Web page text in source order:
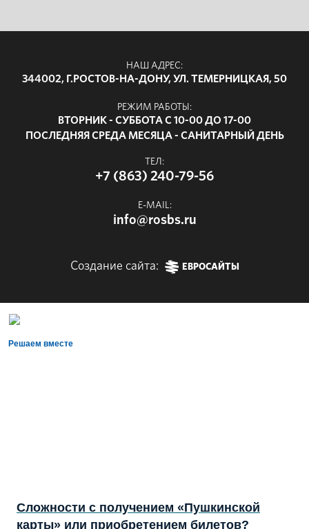
НАШ АДРЕС:
344002, Г.РОСТОВ-НА-ДОНУ, УЛ. ТЕМЕРНИЦКАЯ, 50
РЕЖИМ РАБОТЫ:
ВТОРНИК - СУББОТА С 10-00 ДО 17-00
ПОСЛЕДНЯЯ СРЕДА МЕСЯЦА - САНИТАРНЫЙ ДЕНЬ
ТЕЛ:
+7 (863) 240-79-56
E-MAIL:
info@rosbs.ru
Создание сайта: ЕВРОСАЙТЫ
Решаем вместе
Сложности с получением «Пушкинской
карты» или приобретением билетов?